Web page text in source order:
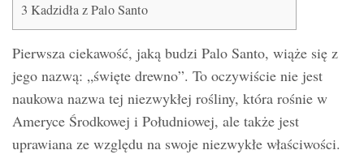
3 Kadzidła z Palo Santo
Pierwsza ciekawość, jaką budzi Palo Santo, wiąże się z
jego nazwą: „święte drewno”. To oczywiście nie jest
naukowa nazwa tej niezwykłej rośliny, która rośnie w
Ameryce Środkowej i Południowej, ale także jest
uprawiana ze względu na swoje niezwykłe właściwości.